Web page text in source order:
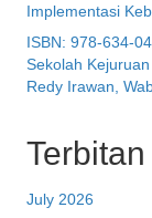
Implementasi
ISBN: 978-634-
Sekolah
Redy Irawan,
Terbitan
July 2026